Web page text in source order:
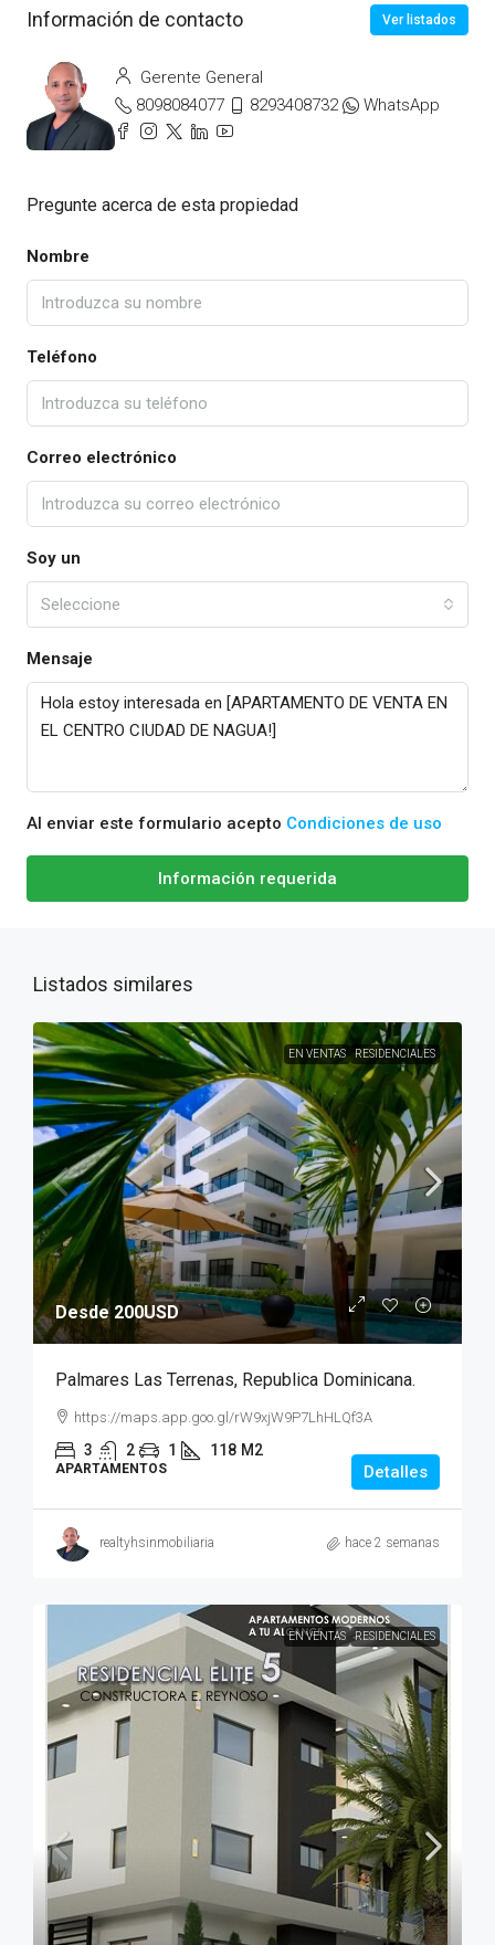
Información de contacto Ver listados
Gerente General
8098084077
8293408732 WhatsApp
Pregunte acerca de esta propiedad
Nombre
Teléfono
Correo electrónico
Soy un
Seleccione
Mensaje
Al enviar este formulario acepto Condiciones de uso
Información requerida
Listados similares
EN VENTAS RESIDENCIALES
Desde 200USD
Palmares Las Terrenas, Republica Dominicana.
https://maps.app.goo.gl/rW9xjW9P7LhHLQf3A
3 2 1 118 M2
APARTAMENTOS Detalles
realtyhsinmobiliaria hace 2 semanas
EN VENTAS RESIDENCIALES